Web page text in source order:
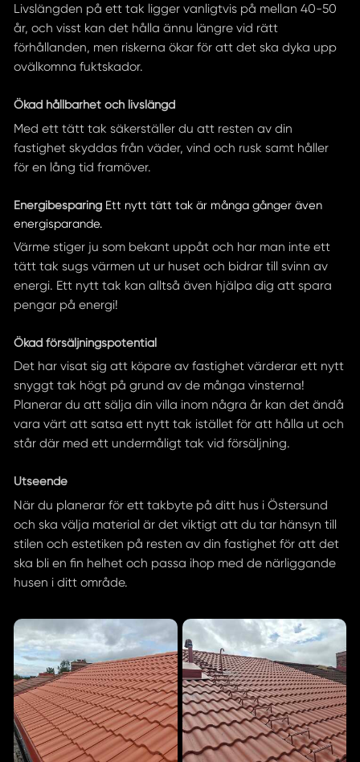
Livslängden på ett tak ligger vanligtvis på mellan 40-50
år, och visst kan det hålla ännu längre vid rätt
förhållanden, men riskerna ökar för att det ska dyka upp
ovälkomna fuktskador.
Ökad hållbarhet och livslängd
Med ett tätt tak säkerställer du att resten av din
fastighet skyddas från väder, vind och rusk samt håller
för en lång tid framöver.
Energibesparing Ett nytt tätt tak är många gånger även
energisparande.
Värme stiger ju som bekant uppåt och har man inte ett
tätt tak sugs värmen ut ur huset och bidrar till svinn av
energi. Ett nytt tak kan alltså även hjälpa dig att spara
pengar på energi!
Ökad försäljningspotential
Det har visat sig att köpare av fastighet värderar ett nytt
snyggt tak högt på grund av de många vinsterna!
Planerar du att sälja din villa inom några år kan det ändå
vara värt att satsa ett nytt tak istället för att hålla ut och
står där med ett undermåligt tak vid försäljning.
Utseende
När du planerar för ett takbyte på ditt hus i Östersund
och ska välja material är det viktigt att du tar hänsyn till
stilen och estetiken på resten av din fastighet för att det
ska bli en fin helhet och passa ihop med de närliggande
husen i ditt område.